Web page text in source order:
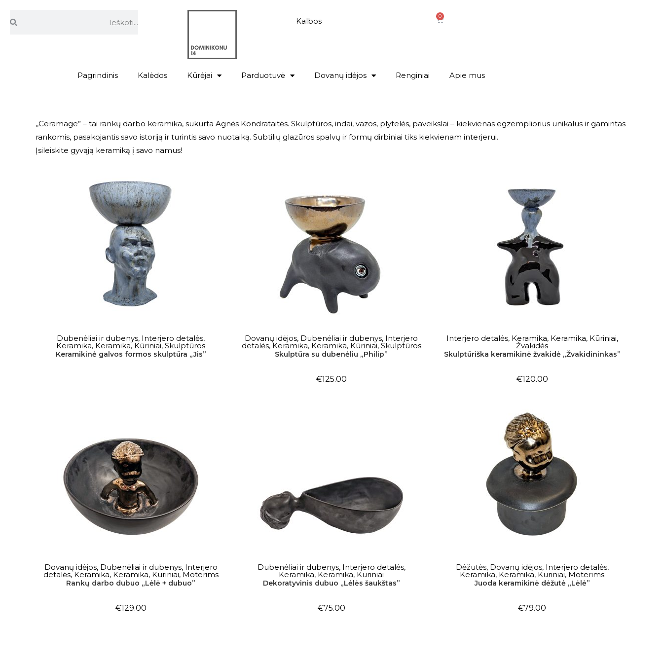
Kalbos
0
Pagrindinis Kalėdos Kūrėjai Parduotuvė Dovanų idėjos Renginiai Apie mus
,,Ceramage” – tai rankų darbo keramika, sukurta Agnės Kondrataitės. Skulptūros, indai, vazos, plytelės, paveikslai – kiekvienas egzempliorius unikalus ir gamintas
rankomis, pasakojantis savo istoriją ir turintis savo nuotaiką. Subtilių glazūros spalvų ir formų dirbiniai tiks kiekvienam interjerui.
Įsileiskite gyvąją keramiką į savo namus!
DAUGIAU
Dubenėliai ir dubenys, Interjero detalės,
Keramika, Keramika, Kūriniai,Skulptūros
Keramikinė galvos formos skulptūra „Jis”
Į KREPŠELĮ
Dovanų idėjos, Dubenėliai ir dubenys, Interjero
detalės, Keramika, Keramika, Kūriniai, Skulptūros
Skulptūra su dubenėliu „Philip”
€125.00
Į KREPŠELĮ
Interjero detalės, Keramika, Keramika, Kūriniai,
Žvakidės
Skulptūriška keramikinė žvakidė „Žvakidininkas”
€120.00
Į KREPŠELĮ
Dovanų idėjos, Dubenėliai ir dubenys, Interjero
detalės,Keramika, Keramika, Kūriniai, Moterims
Rankų darbo dubuo „Lėlė + dubuo”
€129.00
Į KREPŠELĮ
Dubenėliai ir dubenys, Interjero detalės,
Keramika, Keramika, Kūriniai
Dekoratyvinis dubuo „Lėlės šaukštas”
€75.00
Į KREPŠELĮ
Dėžutės, Dovanų idėjos, Interjero detalės,
Keramika, Keramika, Kūriniai, Moterims
Juoda keramikinė dėžutė „Lėlė”
€79.00